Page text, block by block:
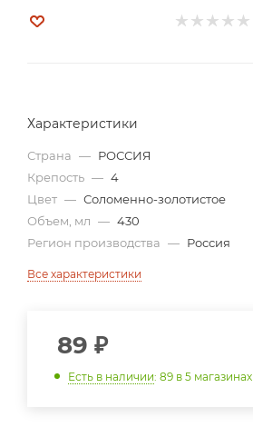
Характеристики
Страна — РОССИЯ
Крепость — 4
Цвет — Соломенно-золотистое
Объем, мл — 430
Регион производства — Россия
Все характеристики
89 ₽
Есть в наличии: 89 в 5 магазинах